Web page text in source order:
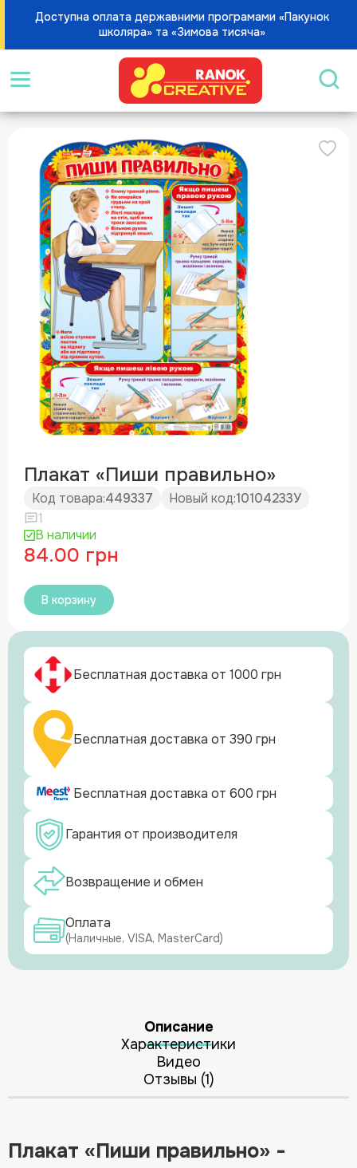
Доступна оплата державними програмами «Пакунок
школяра» та «Зимова тисяча»
Плакат «Пиши правильно»
Код товара:449337 Новый код:10104233У
1
В наличии
84.00 грн
В корзину
Бесплатная доставка от 1000 грн
Бесплатная доставка от 390 грн
Бесплатная доставка от 600 грн
Гарантия от производителя
Возвращение и обмен
Оплата
(Наличные, VISA, MasterCard)
Описание
Характеристики
Видео
Отзывы (1)
Плакат «Пиши правильно» -